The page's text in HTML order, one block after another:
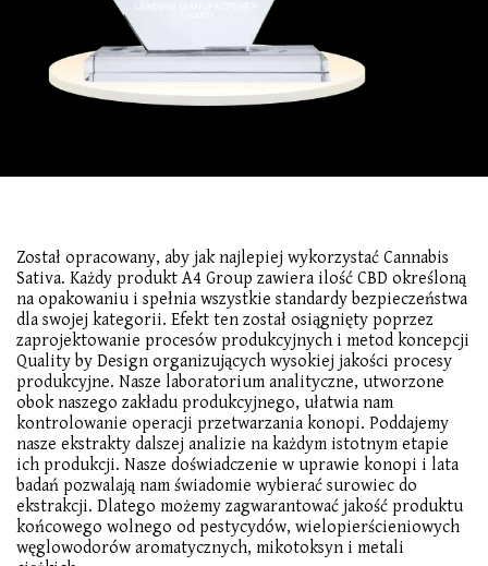
Został opracowany, aby jak najlepiej wykorzystać Cannabis
Sativa. Każdy produkt A4 Group zawiera ilość CBD określoną
na opakowaniu i spełnia wszystkie standardy bezpieczeństwa
dla swojej kategorii. Efekt ten został osiągnięty poprzez
zaprojektowanie procesów produkcyjnych i metod koncepcji
Quality by Design organizujących wysokiej jakości procesy
produkcyjne. Nasze laboratorium analityczne, utworzone
obok naszego zakładu produkcyjnego, ułatwia nam
kontrolowanie operacji przetwarzania konopi. Poddajemy
nasze ekstrakty dalszej analizie na każdym istotnym etapie
ich produkcji. Nasze doświadczenie w uprawie konopi i lata
badań pozwalają nam świadomie wybierać surowiec do
ekstrakcji. Dlatego możemy zagwarantować jakość produktu
końcowego wolnego od pestycydów, wielopierścieniowych
węglowodorów aromatycznych, mikotoksyn i metali